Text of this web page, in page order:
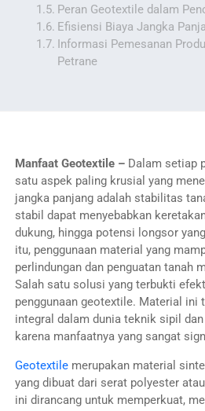
Peran Geotextile dalam
Efisiensi Biaya Jangka
Informasi Pemesanan
Petrane
Manfaat Geotextile – Dalam setiap
satu aspek paling krusial yang
jangka panjang adalah stabilitas
stabil dapat menyebabkan
dukung, hingga potensi longsor
itu, penggunaan material yang
perlindungan dan penguatan tanah
Salah satu solusi yang terbukti
penggunaan geotextile. Material ini
integral dalam dunia teknik sipil dan
karena manfaatnya yang sangat
Geotextilemerupakan material
yang dibuat dari serat polyester
ini dirancang untuk memperkuat,